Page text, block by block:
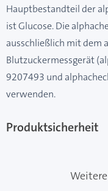
Hauptbestandteil der
ist Glucose. Die
ausschließlich mit dem
Blutzuckermessgerät
9207493 und
verwenden.
Produktsicherheit